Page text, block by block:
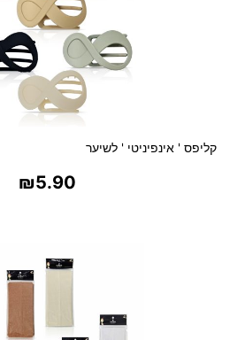
קליפס ' אינפיניטי ' לשיער
₪5.90